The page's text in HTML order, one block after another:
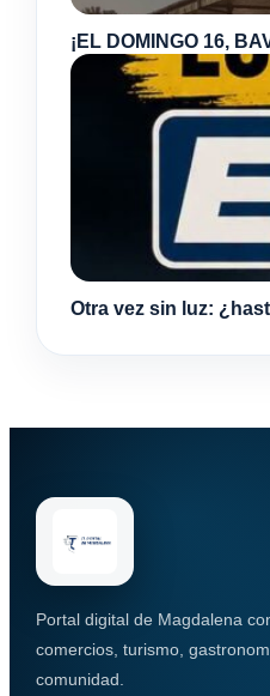
¡EL DOMINGO 16,
Otra vez sin luz:
Portal digital de Magdalena
comercios, turismo,
comunidad.